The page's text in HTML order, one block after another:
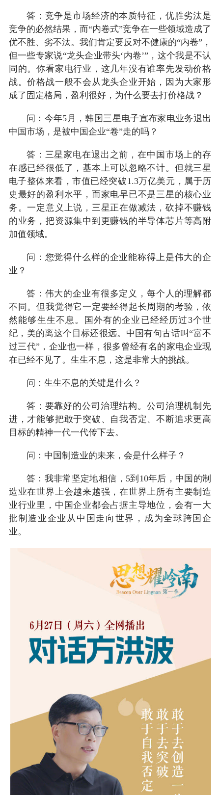
答：竞争是市场经济的本质特征，优胜劣汰是
竞争的必然结果，而“内卷式”竞争在一些领域造成了
优不胜、劣不汰。我们肯定要反对不健康的“内卷”，
但一些专家说“龙头企业带头‘内卷’”，这个我是不认
同的。你看家电行业，这几年没有谁率先发动价格
战。价格战一般不会从龙头企业开始，因为大家形
成了固定格局，盈利很好，为什么要去打价格战？
问：今年5月，韩国三星电子宣布家电业务退出
中国市场，是被中国企业“卷”走的吗？
答：三星家电在退出之前，在中国市场上的存
在感已经很低了，基本上可以忽略不计。但就三星
电子整体来看，市值已经突破1.3万亿美元‌，属于历
史最好的盈利水平，而家电早已不是三星的核心业
务。一定意义上说，三星正在做减法，砍掉不赚钱
的业务，把资源集中到更赚钱的半导体芯片等高附
加值领域。
问：您觉得什么样的企业能称得上是伟大的企
业？
答：伟大的企业有很多定义，每个人的理解都
不同。但我觉得它一定要经得起长周期的考验，依
然能够生生不息。国外有的企业已经经历过3个世
纪，美的离这个目标还很远。中国有句古话叫“富不
过三代”，企业也一样，很多曾经有名的家电企业现
在已经不见了。生生不息，这是非常大的挑战。
问：生生不息的关键是什么？
答：要靠好的公司治理结构。公司治理机制先
进，才能够把敢于突破、自我否定、不断追求更高
目标的精神一代一代传下去。
问：中国制造业的未来，会是什么样子？
答：我非常坚定地相信，5到10年后，中国的制
造业在世界上会越来越强，在世界上所有主要制造
业行业里，中国企业都会占据主导地位，会有一大
批制造业企业从中国走向世界，成为全球跨国企
业。